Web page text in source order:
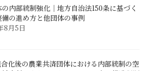
の内部統制強化｜地方自治法150条に基づく
の進め方と他団体の事例
8月5日
合化後の農業共済団体における内部統制の空